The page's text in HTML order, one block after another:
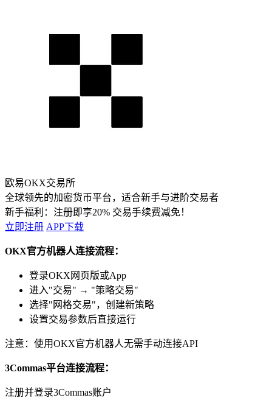
欧易OKX交易所
全球领先的加密货币平台，适合新手与进阶交易者
新手福利： 注册即享20% 交易手续费减免！
立即注册 APP下载
OKX官方机器人连接流程：
登录OKX网页版或App
进入"交易" → "策略交易"
选择"网格交易"，创建新策略
设置交易参数后直接运行
注意：使用OKX官方机器人无需手动连接API
3Commas平台连接流程：
注册并登录3Commas账户